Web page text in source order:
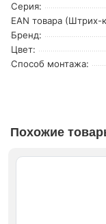
Серия:
EAN товара (Штрих-
Бренд:
Цвет:
Способ монтажа:
Похожие